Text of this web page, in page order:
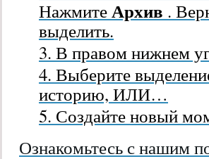
НажмитеАрхив .
выделить.
В правом нижнем
Выберите
историю, ИЛИ…
Создайте новый
Ознакомьтесь с нашим